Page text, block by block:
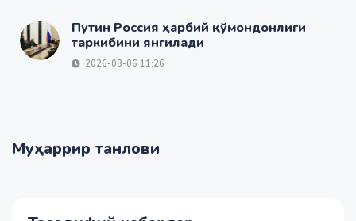
Путин Россия ҳарбий қўмондонлиги
таркибини янгилади
2026-08-06 11:26
Муҳаррир танлови